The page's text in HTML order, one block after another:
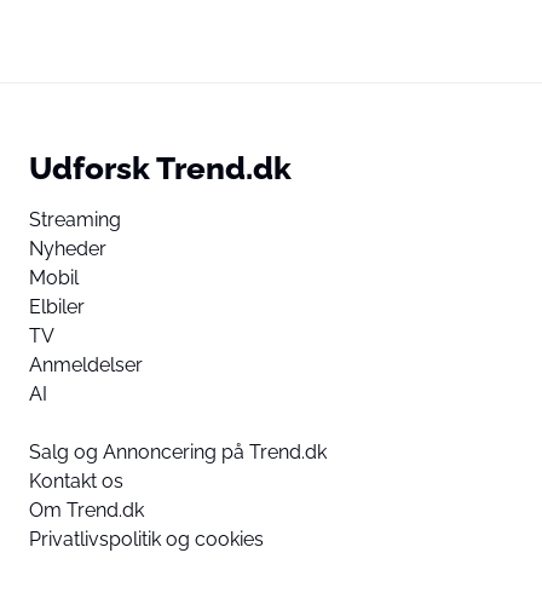
Udforsk Trend.dk
Streaming
Nyheder
Mobil
Elbiler
TV
Anmeldelser
AI
Salg og Annoncering på Trend.dk
Kontakt os
Om Trend.dk
Privatlivspolitik og cookies